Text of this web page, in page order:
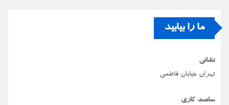
ما را بیابید
نشانی
تهران خیابان فاطمی
ساعت کاری